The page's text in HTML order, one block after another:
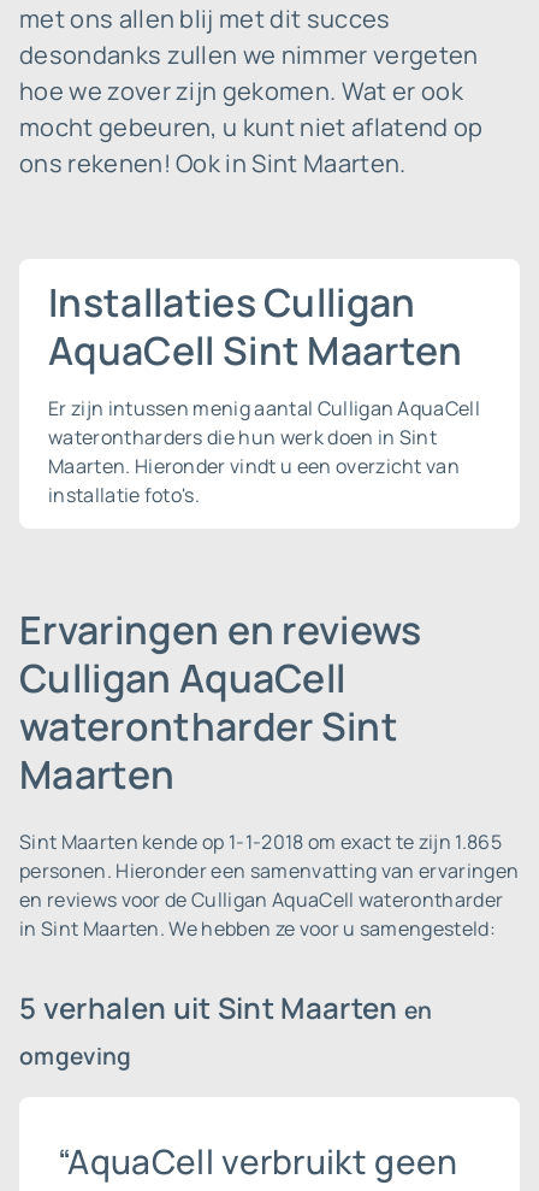
met ons allen blij met dit succes
desondanks zullen we nimmer vergeten
hoe we zover zijn gekomen. Wat er ook
mocht gebeuren, u kunt niet aflatend op
ons rekenen! Ook in Sint Maarten.
Installaties Culligan
AquaCell Sint Maarten
Er zijn intussen menig aantal Culligan AquaCell
waterontharders die hun werk doen in Sint
Maarten. Hieronder vindt u een overzicht van
installatie foto's.
Ervaringen en reviews
Culligan AquaCell
waterontharder Sint
Maarten
Sint Maarten kende op 1-1-2018 om exact te zijn 1.865
personen. Hieronder een samenvatting van ervaringen
en reviews voor de Culligan AquaCell waterontharder
in Sint Maarten. We hebben ze voor u samengesteld:
5 verhalen uit Sint Maarten en
omgeving
“AquaCell verbruikt geen